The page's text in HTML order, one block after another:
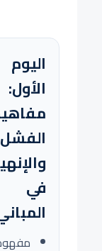
اليوم
الأول:
الفشل
في